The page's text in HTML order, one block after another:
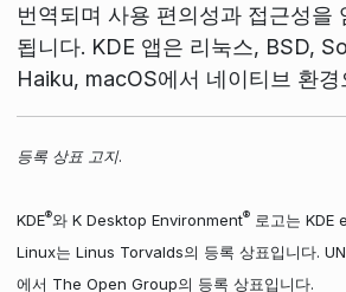
번역되며 사용 편의성과 접근성을
됩니다. KDE 앱은 리눅스, BSD,
Haiku, macOS에서 네이티브 환경
등록 상표 고지.
KDE®와 K Desktop Environment®로고는 KDE
Linux는 Linus Torvalds의 등록 상표입니다.
에서 The Open Group의 등록 상표입니다.